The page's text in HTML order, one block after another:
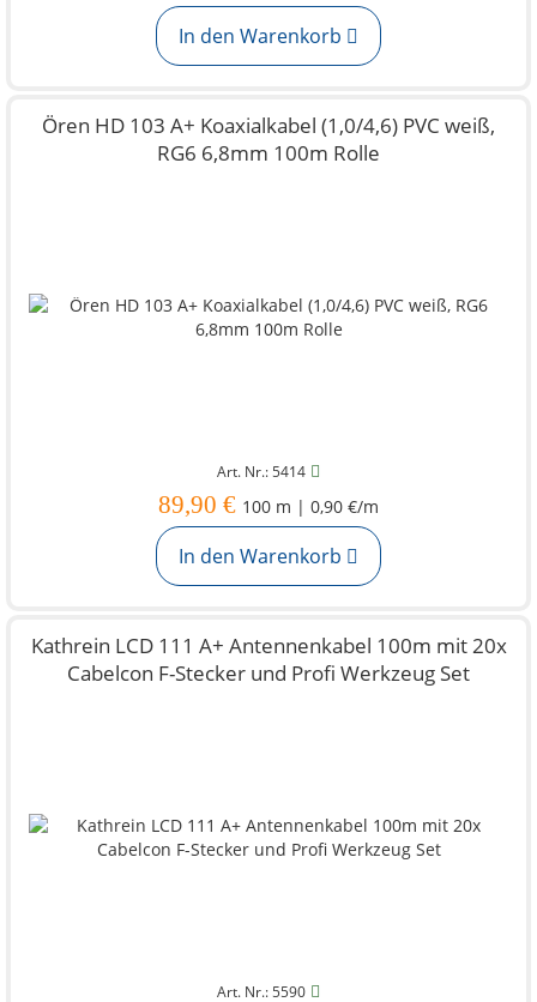
In den Warenkorb
Ören HD 103 A+ Koaxialkabel (1,0/4,6) PVC weiß,
RG6 6,8mm 100m Rolle
Art. Nr.: 5414
89,90 € 100 m | 0,90 €/m
In den Warenkorb
Kathrein LCD 111 A+ Antennenkabel 100m mit 20x
Cabelcon F-Stecker und Profi Werkzeug Set
Art. Nr.: 5590